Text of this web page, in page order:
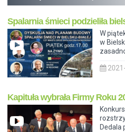
Spalarnia śmieci podzieliła
W
w
Kapituła wybrała Firmy Roku
Dedala